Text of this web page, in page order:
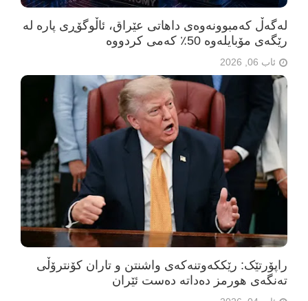
لەگەڵ کەمبوونەوەی داهاتی عێراق، ئاڵوگۆڕی پارە لە
رێگەی مۆبایلەوە 50٪ کەمی کردووە
ئاب 06, 2026
راپۆرتێک: رێککەوتنەکەی واشنتن و تاران کۆنترۆڵی
تەنگەی هورمز دەداتە دەست ئێران